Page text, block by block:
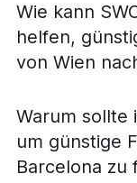
Wie kann
helfen,
von Wien
Warum sollte
um günstige
Barcelona zu